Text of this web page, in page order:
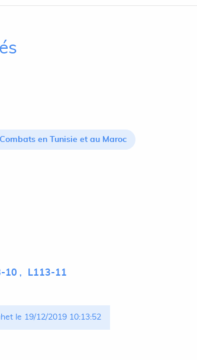
Combats en Tunisie et au Maroc
10 L113-11
le 19/12/2019 10:13:52